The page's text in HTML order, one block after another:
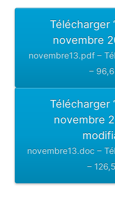
Télécharger
novembre
novembre13.pdf –
–
Télécharger
novembre
novembre13.doc –
–